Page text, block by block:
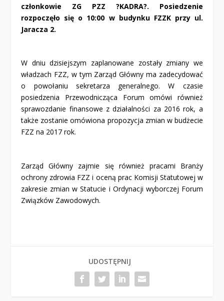
członkowie ZG PZZ ?KADRA?. Posiedzenie
rozpoczęło się o 10:00 w budynku FZZK przy ul.
Jaracza 2.
W dniu dzisiejszym zaplanowane zostały zmiany we
władzach FZZ, w tym Zarząd Główny ma zadecydować
o powołaniu sekretarza generalnego. W czasie
posiedzenia Przewodnicząca Forum omówi również
sprawozdanie finansowe z działalności za 2016 rok, a
także zostanie omówiona propozycja zmian w budżecie
FZZ na 2017 rok.
Zarząd Główny zajmie się również pracami Branży
ochrony zdrowia FZZ i oceną prac Komisji Statutowej w
zakresie zmian w Statucie i Ordynacji wyborczej Forum
Związków Zawodowych.
UDOSTĘPNIJ